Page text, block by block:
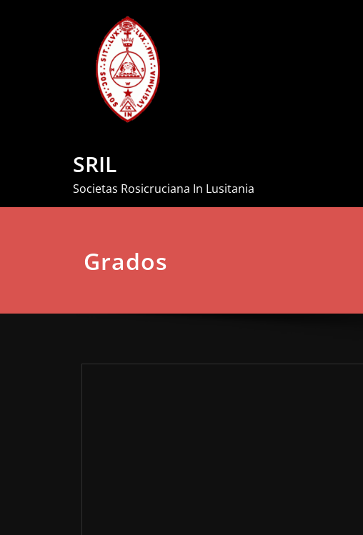
SRIL
Societas Rosicruciana In Lusitania
Grados